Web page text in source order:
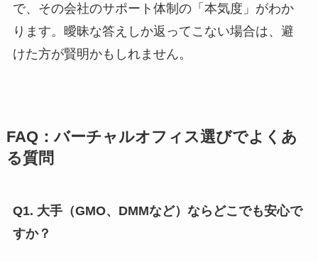
で、その会社のサポート体制の「本気度」がわか
ります。曖昧な答えしか返ってこない場合は、避
けた方が賢明かもしれません。
FAQ：バーチャルオフィス選びでよくあ
る質問
Q1. 大手（GMO、DMMなど）ならどこでも安心で
すか？